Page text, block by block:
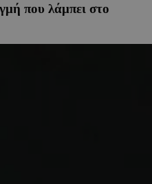
που λάμπει στο